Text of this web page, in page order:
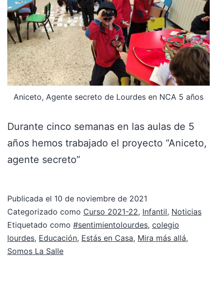
Aniceto, Agente secreto de Lourdes en NCA 5 años
Durante cinco semanas en las aulas de 5
años hemos trabajado el proyecto “Aniceto,
agente secreto”
Publicada el 10 de noviembre de 2021
Categorizado como Curso 2021-22, Infantil, Noticias
Etiquetado como #sentimientolourdes, colegio
lourdes, Educación, Estás en Casa, Mira más allá,
Somos La Salle